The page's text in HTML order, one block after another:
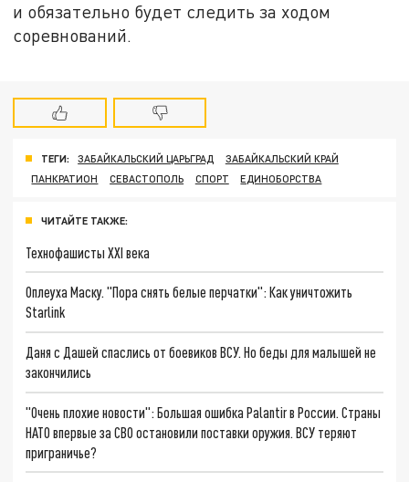
и обязательно будет следить за ходом
соревнований.
ТЕГИ: ЗАБАЙКАЛЬСКИЙ ЦАРЬГРАД
ЗАБАЙКАЛЬСКИЙ КРАЙ
ПАНКРАТИОН
СЕВАСТОПОЛЬ СПОРТ ЕДИНОБОРСТВА
ЧИТАЙТЕ ТАКЖЕ:
Технофашисты XXI века
Оплеуха Маску. "Пора снять белые перчатки": Как уничтожить
Starlink
Даня с Дашей спаслись от боевиков ВСУ. Но беды для малышей не
закончились
"Очень плохие новости": Большая ошибка Palantir в России. Страны
НАТО впервые за СВО остановили поставки оружия. ВСУ теряют
приграничье?